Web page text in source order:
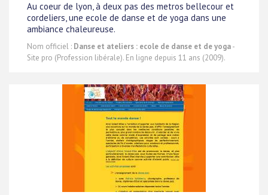
Au coeur de lyon, à deux pas des metros bellecour et
cordeliers, une ecole de danse et de yoga dans une
ambiance chaleureuse.
Nom officiel : Danse et ateliers : ecole de danse et de yoga-
Site pro (Profession libérale). En ligne depuis 11 ans (2009).